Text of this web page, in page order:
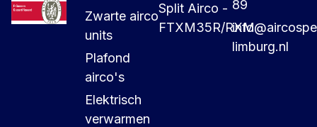
Zwarte airco
units
Plafond
airco's
Elektrisch
verwarmen
Split Airco -
FTXM35R/RXM
89
limburg.nl